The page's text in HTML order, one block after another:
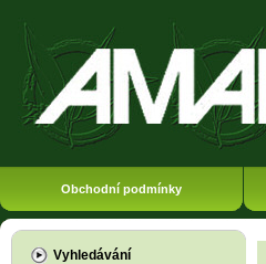
Obchodní podmínky
Vyhledávání